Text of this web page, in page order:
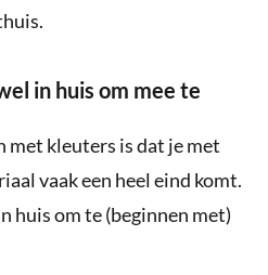
in huis om mee te
met kleuters is dat je met
vaak een heel eind komt.
huis om te (beginnen met)